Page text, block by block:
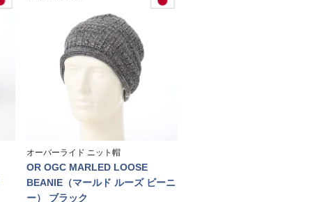
オーバーライド ニット帽
OR OGC MARLED LOOSE
BEANIE（マールド ルーズ ビーニ
ー） ブラック